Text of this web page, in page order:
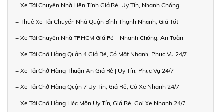
+ Xe Tải Chuyển Nhà Liên Tỉnh Giá Rẻ, Uy Tín, Nhanh Chóng
+ Thuê Xe Tải Chuyển Nhà Quận Bình Thạnh Nhanh, Giá Tốt
+ Xe Tải Chuyển Nhà TPHCM Giá Rẻ – Nhanh Chóng, An Toàn
+ Xe Tải Chở Hàng Quận 4 Giá Rẻ, Có Mặt Nhanh, Phục Vụ 24/7
+ Xe Tải Chở Hàng Thuận An Giá Rẻ | Uy Tín, Phục Vụ 24/7
+ Xe Tải Chở Hàng Quận 7 Uy Tín, Giá Rẻ, Có Xe Nhanh 24/7
+ Xe Tải Chở Hàng Hóc Môn Uy Tín, Giá Rẻ, Gọi Xe Nhanh 24/7